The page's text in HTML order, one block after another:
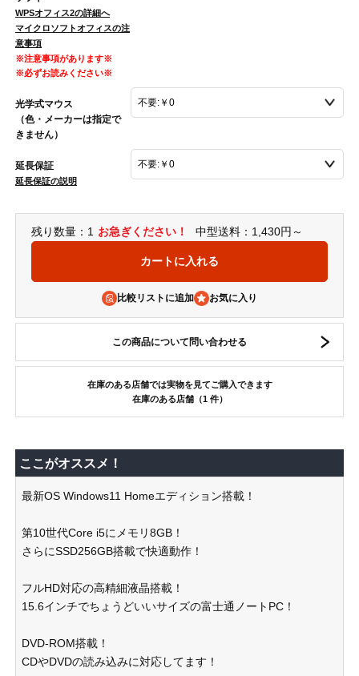
WPSオフィス2の詳細へ
マイクロソフトオフィスの注
意事項
※注意事項があります※
※必ずお読みください※
光学式マウス
（色・メーカーは指定で
きません）
延長保証
延長保証の説明
残り数量：1 お急ぎください！ 中型送料：1,430円～
比較リストに追加
この商品について問い合わせる
在庫のある店舗では実物を見てご購入できます
在庫のある店舗（1 件）
ここがオススメ！
最新OS Windows11 Homeエディション搭載！
第10世代Core i5にメモリ8GB！
さらにSSD256GB搭載で快適動作！
フルHD対応の高精細液晶搭載！
15.6インチでちょうどいいサイズの富士通ノートPC！
DVD-ROM搭載！
CDやDVDの読み込みに対応してます！